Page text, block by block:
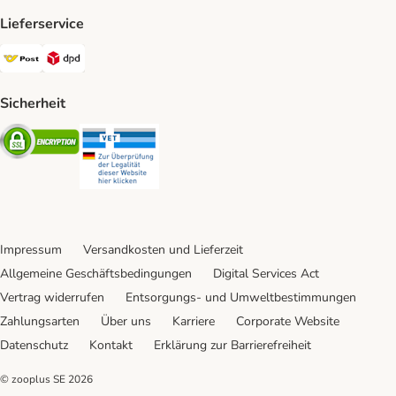
Lieferservice
Österreichische Post Shipping Method
Sicherheit
Security
Impressum
Versandkosten und Lieferzeit
Allgemeine Geschäftsbedingungen
Digital Services Act
Vertrag widerrufen
Entsorgungs- und Umweltbestimmungen
Zahlungsarten
Über uns Karriere
Corporate Website
Datenschutz
Kontakt Erklärung zur Barrierefreiheit
© zooplus SE 2026